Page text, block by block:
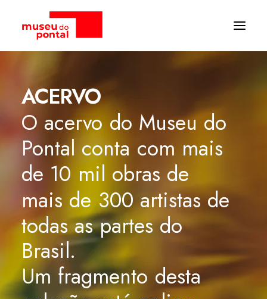
ARCHIVES:
ACERVO
O acervo do Museu do
Pontal conta com mais
de 10 mil obras de
mais de 300 artistas de
todas as partes do
Brasil.
Um fragmento desta